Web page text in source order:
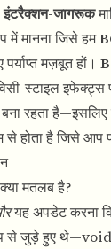
इंटरैक्शन-जागरूक
में मानना जिसे हम
मज़बूत हों।
स्टाइल इफेक्ट्स
रहता है—इसलिए
से होता है जिसे
मतलब है?
यह अपडेट करना
से जुड़े हुए थे—